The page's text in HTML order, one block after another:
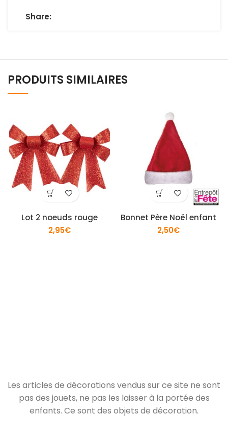
Share:
PRODUITS SIMILAIRES
Lot 2 noeuds rouge
2,95€
Bonnet Père Noël enfant
2,50€
Les articles de décorations vendus sur ce site ne sont
pas des jouets, ne pas les laisser à la portée des
enfants. Ce sont des objets de décoration.